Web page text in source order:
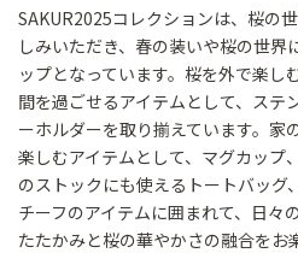
SAKUR2025コレクションは、桜の
しみいただき、春の装いや桜の世界
ップとなっています。桜を外で楽し
間を過ごせるアイテムとして、ステ
ーホルダーを取り揃えています。家
楽しむアイテムとして、マグカップ
のストックにも使えるトートバッグ
チーフのアイテムに囲まれて、日々
たたかみと桜の華やかさの融合をお